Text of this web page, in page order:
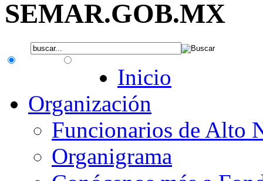
SEMAR.GOB.MX
Inicio
Organización
Funcionarios de Alto
Organigrama